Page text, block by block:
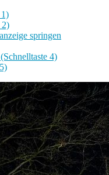
2)
springen
4)